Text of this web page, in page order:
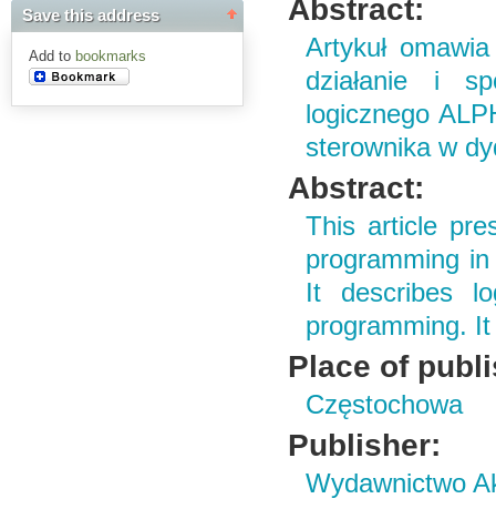
Save this address
Add to bookmarks
Abstract:
Artykuł
działanie i
logicznego
sterownika w
Abstract:
This article
programming
It describes
programming.
Place of
Częstochowa
Publisher:
Wydawnictwo